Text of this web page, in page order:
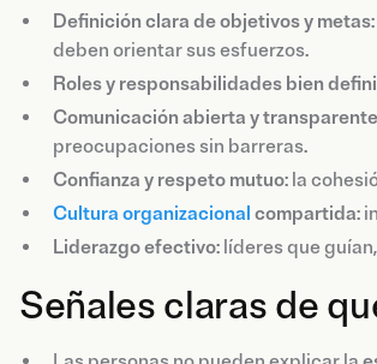
Definición clara de objetivos y metas
deben orientar sus esfuerzos.
Roles y responsabilidades bien
Comunicación abierta y transparente
preocupaciones sin barreras.
Confianza y respeto mutuo: la
Cultura organizacional compartida:
Liderazgo efectivo: líderes que
Señales claras de